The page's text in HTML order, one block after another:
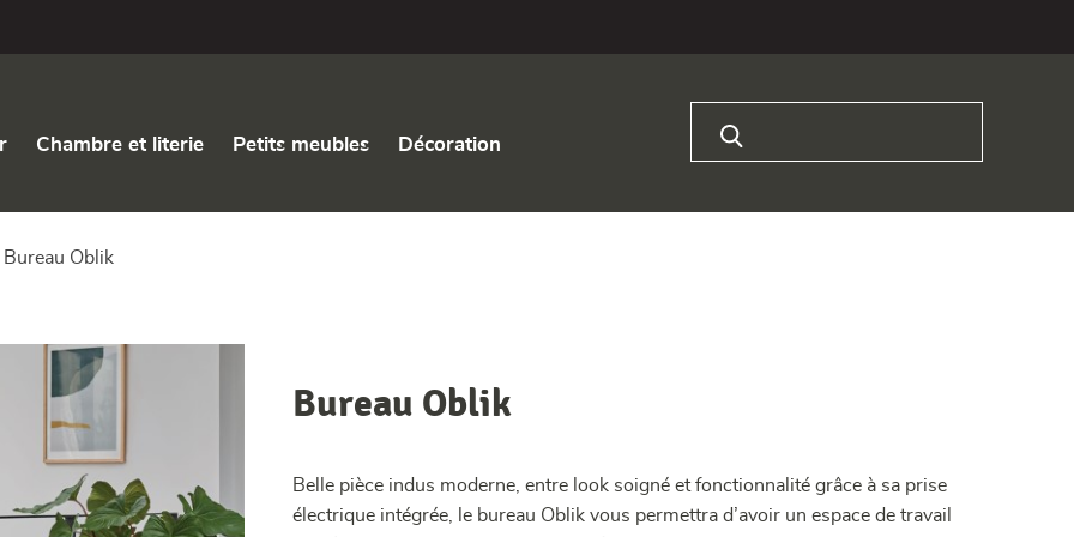
Chambre et literie Petits meubles Décoration
Bureau Oblik
Bureau Oblik
Belle pièce indus moderne, entre look soigné et fonctionnalité grâce à sa prise
électrique intégrée, le bureau Oblik vous permettra d’avoir un espace de travail